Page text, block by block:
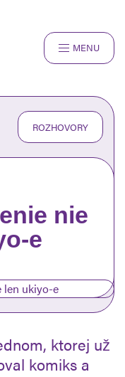
MENU
ČLÁNKY
SNAPSHOTS
ROZHOVORY
nie
e
ktorej už
komiks a